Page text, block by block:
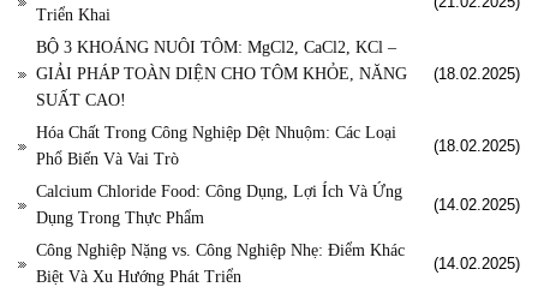
Triển Khai
BỘ 3 KHOÁNG NUÔI TÔM: MgCl2, CaCl2, KCl –
GIẢI PHÁP TOÀN DIỆN CHO TÔM KHỎE, NĂNG
SUẤT CAO!
(18.02.2025)
Hóa Chất Trong Công Nghiệp Dệt Nhuộm: Các Loại
Phổ Biến Và Vai Trò
(18.02.2025)
Calcium Chloride Food: Công Dụng, Lợi Ích Và Ứng
Dụng Trong Thực Phẩm
(14.02.2025)
Công Nghiệp Nặng vs. Công Nghiệp Nhẹ: Điểm Khác
Biệt Và Xu Hướng Phát Triển
(14.02.2025)